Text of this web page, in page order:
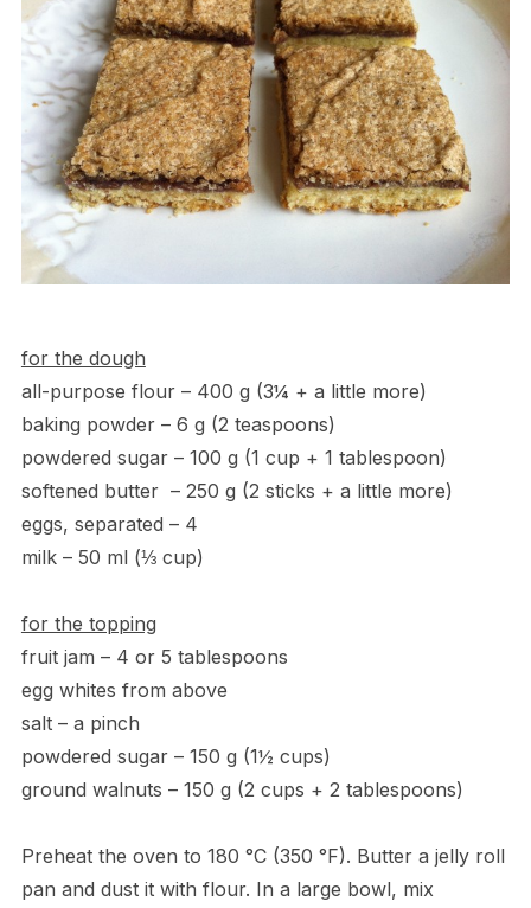
for the dough
all-purpose flour – 400 g (3¼ + a little more)
baking powder – 6 g (2 teaspoons)
powdered sugar – 100 g (1 cup + 1 tablespoon)
softened butter – 250 g (2 sticks + a little more)
eggs, separated – 4
milk – 50 ml (⅓ cup)
for the topping
fruit jam – 4 or 5 tablespoons
egg whites from above
salt – a pinch
powdered sugar – 150 g (1½ cups)
ground walnuts – 150 g (2 cups + 2 tablespoons)
Preheat the oven to 180 °C (350 °F). Butter a jelly roll
pan and dust it with flour. In a large bowl, mix